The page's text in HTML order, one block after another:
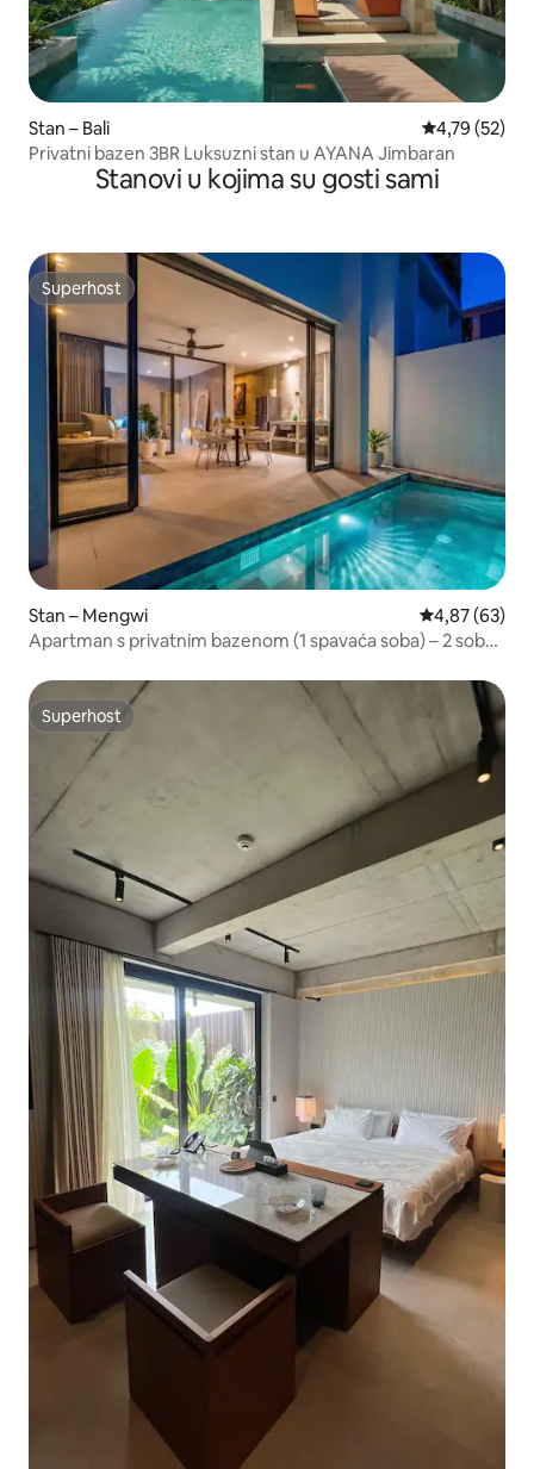
Stan – Bali Prosječna
4,79 (52)
Privatni bazen 3BR Luksuzni stan u AYANA Jimbaran
Stanovi u kojima su gosti sami
Superhost
Superhost
Stan – Mengwi Prosječna
4,87 (63)
Apartman s privatnim bazenom (1 spavaća soba) – 2 sobe i
Superhost
Superhost